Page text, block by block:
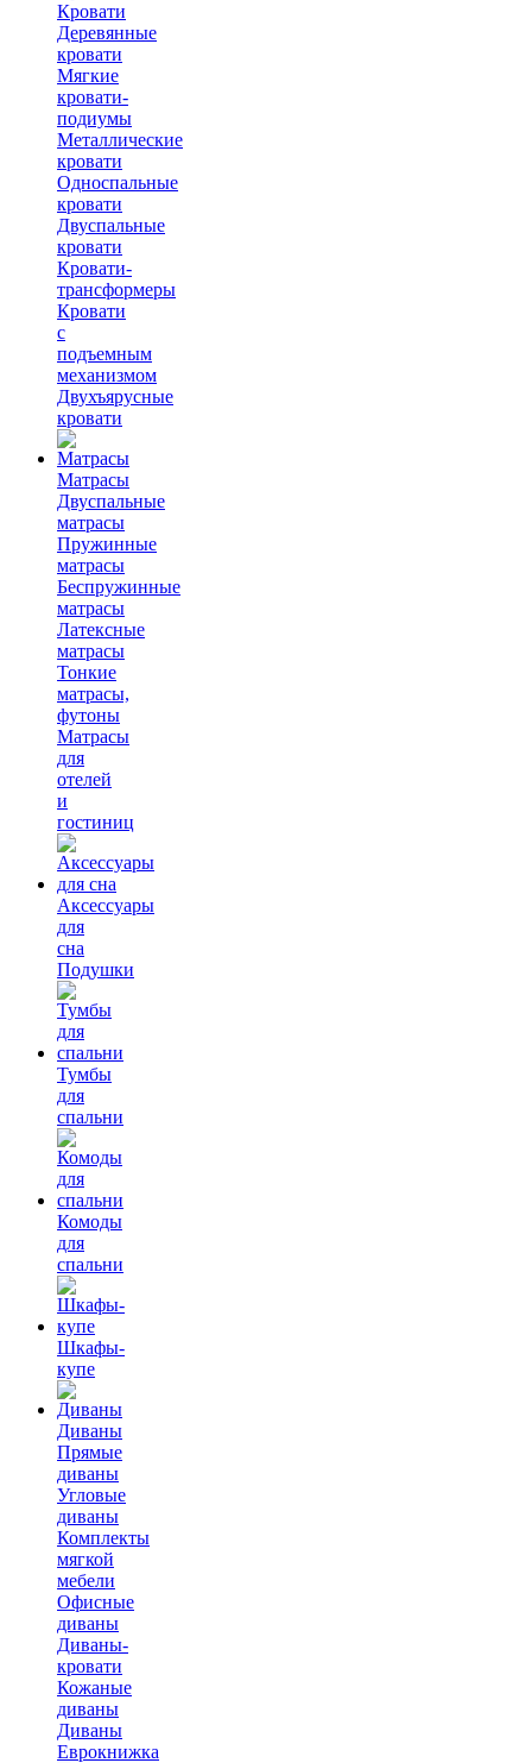
Кровати
Деревянные
кровати
Мягкие
кровати-
подиумы
Металлические
кровати
Односпальные
кровати
Двуспальные
кровати
Кровати-
трансформеры
Кровати
с
подъемным
механизмом
Двухъярусные
кровати
Матрасы
Двуспальные
матрасы
Пружинные
матрасы
Беспружинные
матрасы
Латексные
матрасы
Тонкие
матрасы,
футоны
Матрасы
для
отелей
и
гостиниц
Аксессуары
для
сна
Подушки
Тумбы
для
спальни
Комоды
для
спальни
Шкафы-
купе
Диваны
Прямые
диваны
Угловые
диваны
Комплекты
мягкой
мебели
Офисные
диваны
Диваны-
кровати
Кожаные
диваны
Диваны
Еврокнижка